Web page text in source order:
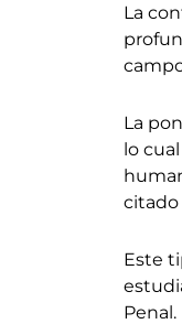
La
La
lo
citado
Este
Penal.